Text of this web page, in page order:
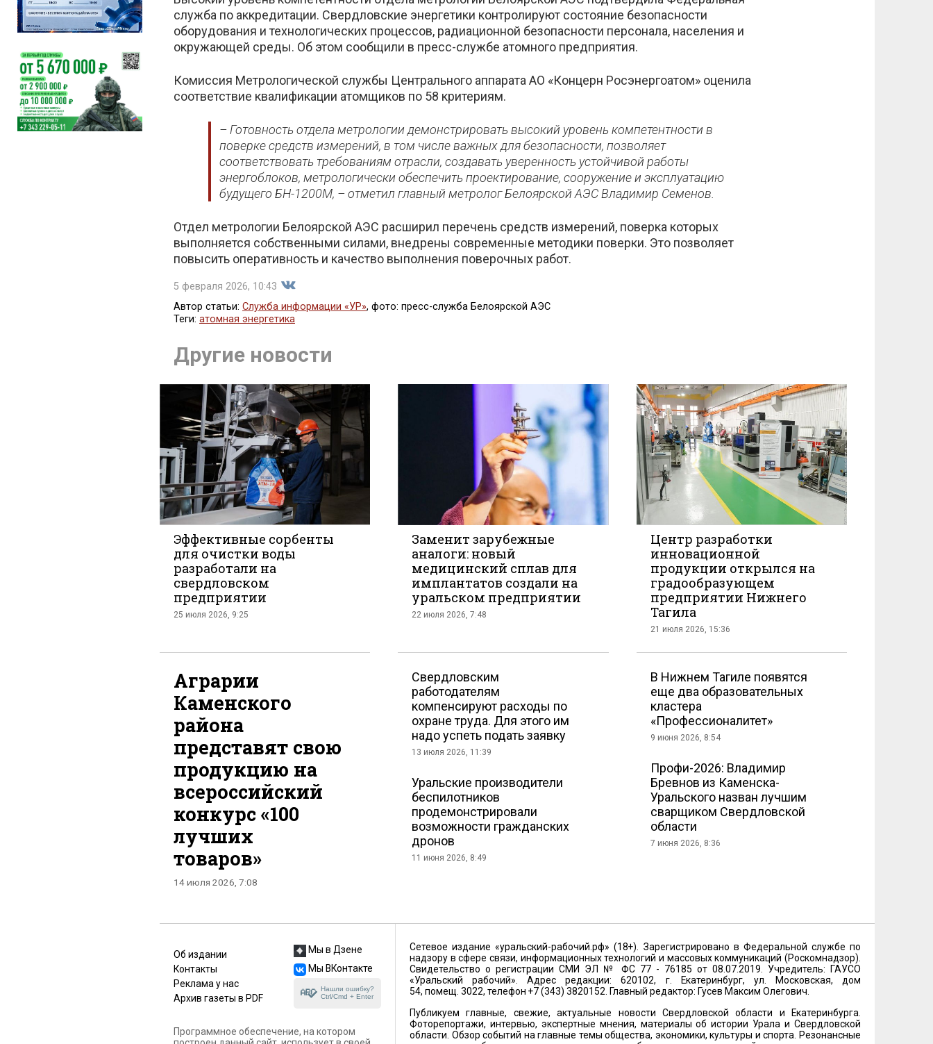
служба по аккредитации. Свердловские энергетики контролируют состояние безопасности
оборудования и технологических процессов, радиационной безопасности персонала, населения и
окружающей среды. Об этом сообщили в пресс-службе атомного предприятия.
Комиссия Метрологической службы Центрального аппарата АО «Концерн Росэнергоатом» оценила
соответствие квалификации атомщиков по 58 критериям.
– Готовность отдела метрологии демонстрировать высокий уровень компетентности в
поверке средств измерений, в том числе важных для безопасности, позволяет
соответствовать требованиям отрасли, создавать уверенность устойчивой работы
энергоблоков, метрологически обеспечить проектирование, сооружение и эксплуатацию
будущего БН-1200М, – отметил главный метролог Белоярской АЭС Владимир Семенов.
Отдел метрологии Белоярской АЭС расширил перечень средств измерений, поверка которых
выполняется собственными силами, внедрены современные методики поверки. Это позволяет
повысить оперативность и качество выполнения поверочных работ.
5 февраля 2026, 10:43
во
Автор статьи: Служба информации «УР», фото: пресс-служба Белоярской АЭС
Теги: атомная энергетика
Другие новости
Эффективные сорбенты
для очистки воды
разработали на
свердловском
предприятии
25 июля 2026, 9:25
Заменит зарубежные
аналоги: новый
медицинский сплав для
имплантатов создали на
уральском предприятии
22 июля 2026, 7:48
Центр разработки
инновационной
продукции открылся на
градообразующем
предприятии Нижнего
Тагила
21 июля 2026, 15:36
Аграрии
Каменского
района
представят свою
продукцию на
всероссийский
конкурс «100
лучших
товаров»
14 июля 2026, 7:08
Cвердловским
работодателям
компенсируют расходы по
охране труда. Для этого им
надо успеть подать заявку
13 июля 2026, 11:39
Уральские производители
беспилотников
продемонстрировали
возможности гражданских
дронов
11 июня 2026, 8:49
В Нижнем Тагиле появятся
еще два образовательных
кластера
«Профессионалитет»
9 июня 2026, 8:54
Профи-2026: Владимир
Бревнов из Каменска-
Уральского назван лучшим
сварщиком Свердловской
области
7 июня 2026, 8:36
Об издании
Контакты
Реклама у нас
Архив газеты в PDF
Мы в Дзене
Мы ВКонтакте
Нашли ошибку?
Ctrl/Cmd + Enter
Программное обеспечение, на котором
Сетевое издание «уральский-рабочий.рф» (18+). Зарегистрировано в Федеральной службе по
надзору в сфере связи, информационных технологий и массовых коммуникаций (Роскомнадзор).
Свидетельство о регистрации СМИ ЭЛ № ФС 77 - 76185 от 08.07.2019. Учредитель: ГАУСО
«Уральский рабочий». Адрес редакции: 620102, г. Екатеринбург, ул. Московская, дом
54, помещ. 3022, телефон +7 (343) 3820152. Главный редактор: Гусев Максим Олегович.
Публикуем главные, свежие, актуальные новости Свердловской области и Екатеринбурга.
Фоторепортажи, интервью, экспертные мнения, материалы об истории Урала и Свердловской
области. Обзор событий на главные темы общества, экономики, культуры и спорта. Резонансные